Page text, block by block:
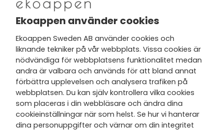
Nytt från Ekoappen
Jag har tagit del av Ekoappens
personuppgifts- och
integritetspolicyoch tar gärna del
av nyheter, hälsotips och exklusiva
erbjudanden via min e-post.
Ekoappen använder cookies
Ekoappen Sweden AB använder cookies och
liknande tekniker på vår webbplats. Vissa cookies är
nödvändiga för webbplatsens funktionalitet medan
andra är valbara och används för att bland annat
förbättra upplevelsen och analysera trafiken på
webbplatsen. Du kan själv kontrollera vilka cookies
som placeras i din webbläsare och ändra dina
cookieinställningar när som helst. Se hur vi hanterar
dina personuppgifter och värnar om din integritet